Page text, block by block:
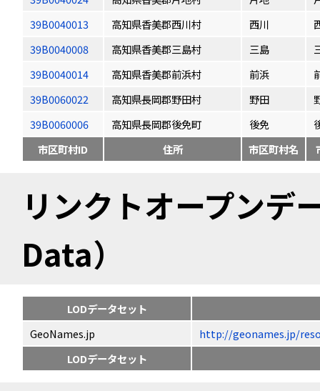
39B0040013
高知県香美郡西川村 西川
39B0040008
高知県香美郡三島村 三島
39B0040014
高知県香美郡前浜村 前浜
39B0060022
高知県長岡郡野田村 野田
39B0060006
高知県長岡郡後免町 後免
市区町村ID
住所 市区町村名
リンクトオープン
Data）
LODデータセット
GeoNames.jp
http://geonames.jp/
LODデータセット